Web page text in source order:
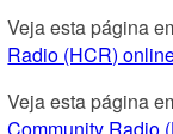
Veja esta página
Radio (HCR)
Veja esta página
Community Radio